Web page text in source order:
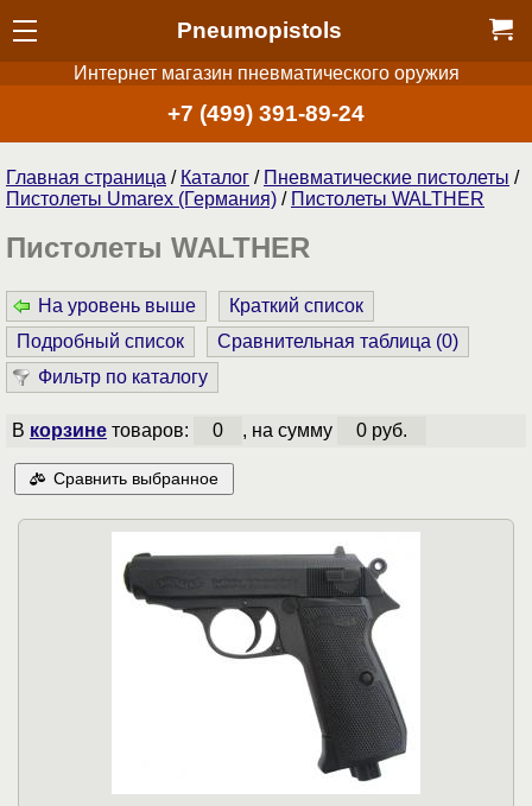
Pneumopistols
Интернет магазин пневматического оружия
+7 (499) 391-89-24
Главная страница / Каталог / Пнев­ма­ти­чес­кие пистолеты /
Пистолеты Umarex (Германия) / Пистолеты WALTHER
Пистолеты WALTHER
На уровень выше
Краткий список
Подробный список
Сравнительная таблица (0)
Фильтр по каталогу
В корзинетоваров: 0 , на сумму 0 руб.
Сравнить выбранное